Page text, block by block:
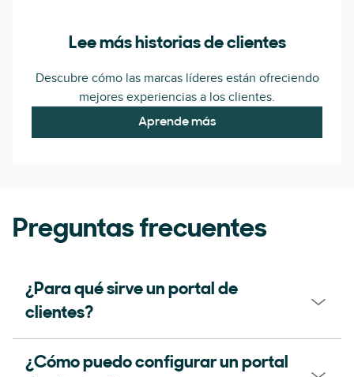
Lee más historias de clientes
Descubre cómo las marcas líderes están ofreciendo
mejores experiencias a los clientes.
Aprende más
Preguntas frecuentes
¿Para qué sirve un portal de
clientes?
¿Cómo puedo configurar un portal